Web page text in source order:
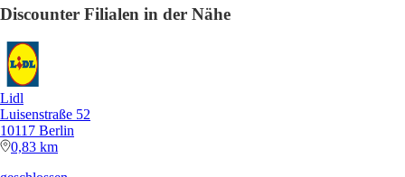
Discounter Filialen in der Nähe
Lidl
Luisenstraße 52
10117 Berlin
0,83 km